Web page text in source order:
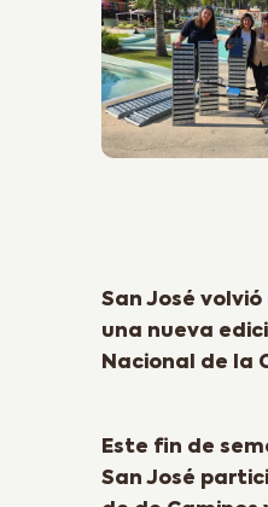
San José
una nueva
Nacional de la
Este fin de
San José